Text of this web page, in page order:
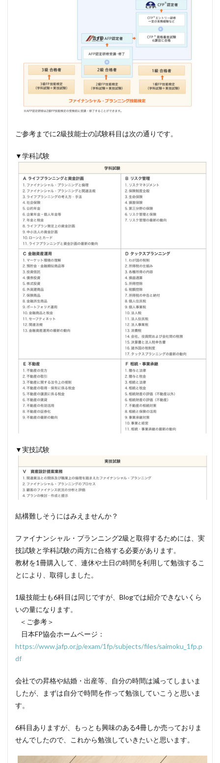
ご参考までに2級技能士の試験科目は次の通りです。
▼学科試験
▼実技試験
結構難しそうにはみえませんか？
ファイナンシャル・プランニング2級と取得するためには、実
技試験と学科試験の両方に合格する必要があります。
教材を1冊購入して、連休や土日の時間を利用して勉強するこ
とにより、取得しました。
1級技能士も6科目は同じですが、Blogでは紹介できないくら
いの量になります。
＜ご参考＞
日本FP協会ホームページ：
https://www.jafp.or.jp/exam/1fp/subjects/files/saimoku_1fp.p
df
会社での昇格や結婚・出産等、自分の時間は減ってしまいま
したが、まずは自分で時間を作って勉強していこうと思いま
す。
6科目ありますが、もっとも興味のある4冊しか売っておりま
せんでしたので、これから勉強していきたいと思います。